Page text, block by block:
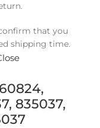
that you
shipping time.
/ SIGNUM
835037,